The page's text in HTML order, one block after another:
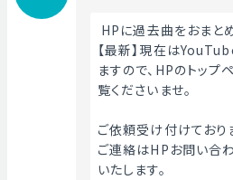
HPに過去曲をおまと
【最新】現在は
ますので、HPのトッ
覧くださいませ。
ご依頼受け付けており
ご連絡はHPお問い合
いたします。